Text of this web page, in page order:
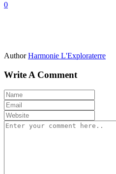
0
Author Harmonie L'Exploraterre
Write A Comment